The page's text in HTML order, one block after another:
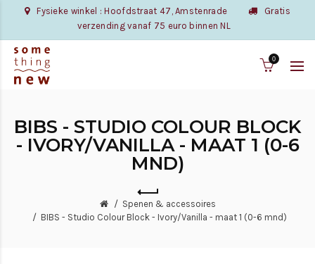
Fysieke winkel : Hoofdstraat 47, Amstenrade
Gratis
verzending vanaf 75 euro binnen NL
0
BIBS - STUDIO COLOUR BLOCK
- IVORY/VANILLA - MAAT 1 (0-6
MND)
Spenen & accessoires
BIBS - Studio Colour Block - Ivory/Vanilla - maat 1 (0-6 mnd)